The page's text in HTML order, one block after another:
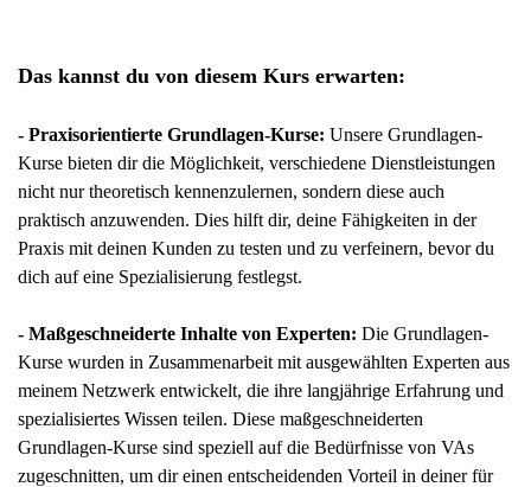
Das kannst du von diesem Kurs erwarten:
- Praxisorientierte Grundlagen-Kurse: Unsere Grundlagen-
Kurse bieten dir die Möglichkeit, verschiedene Dienstleistungen
nicht nur theoretisch kennenzulernen, sondern diese auch
praktisch anzuwenden. Dies hilft dir, deine Fähigkeiten in der
Praxis mit deinen Kunden zu testen und zu verfeinern, bevor du
dich auf eine Spezialisierung festlegst.
- Maßgeschneiderte Inhalte von Experten: Die Grundlagen-
Kurse wurden in Zusammenarbeit mit ausgewählten Experten aus
meinem Netzwerk entwickelt, die ihre langjährige Erfahrung und
spezialisiertes Wissen teilen. Diese maßgeschneiderten
Grundlagen-Kurse sind speziell auf die Bedürfnisse von VAs
zugeschnitten, um dir einen entscheidenden Vorteil in deiner für